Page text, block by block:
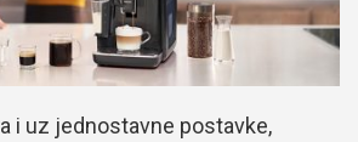
i uz jednostavne postavke,